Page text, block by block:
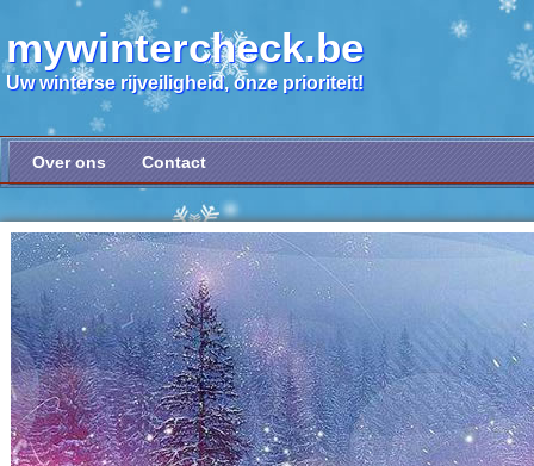
mywintercheck.be
Uw winterse rijveiligheid, onze prioriteit!
Over ons Contact